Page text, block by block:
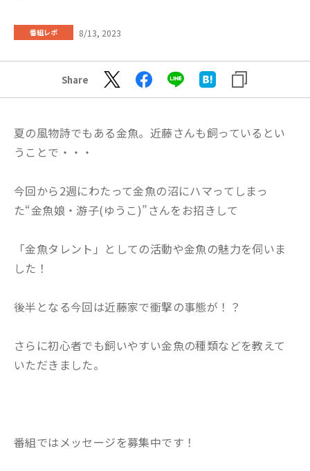
番組レポ 8/13, 2023
Share
夏の風物詩でもある金魚。近藤さんも飼っているとい
うことで・・・
今回から2週にわたって金魚の沼にハマってしまっ
た“金魚娘・游子(ゆうこ)”さんをお招きして
「金魚タレント」としての活動や金魚の魅力を伺いま
した！
後半となる今回は近藤家で衝撃の事態が！？
さらに初心者でも飼いやすい金魚の種類などを教えて
いただきました。
番組ではメッセージを募集中です！